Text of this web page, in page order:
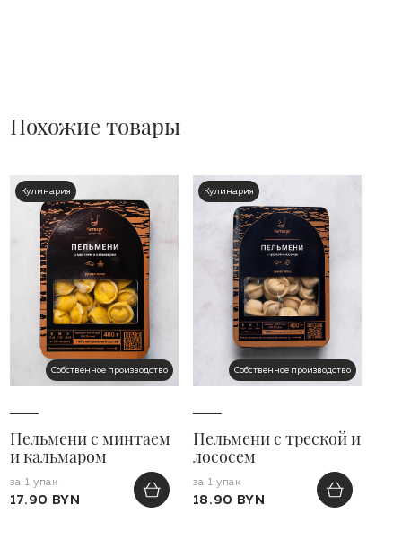
Похожие товары
Кулинария
Собственное производство
Пельмени с минтаем
и кальмаром
за 1 упак
17.90 BYN
Кулинария
Собственное производство
Пельмени с треской и
лососем
за 1 упак
18.90 BYN